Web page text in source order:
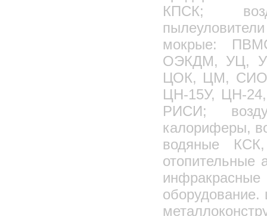
КПСК;
мокрые:
ОЭКДМ, УЦ,
ЦОК, ЦМ,
ЦН-15У, ЦН-
РИСИ;
калориферы,
водяные
отопительные
инфракрасные